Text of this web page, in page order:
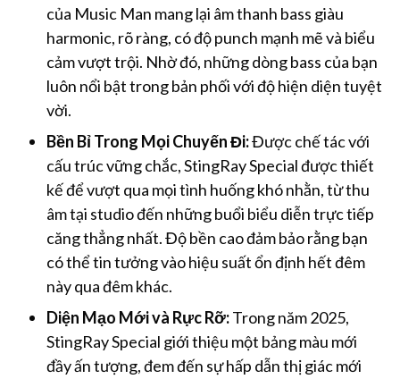
của Music Man mang lại âm thanh bass giàu
harmonic, rõ ràng, có độ punch mạnh mẽ và biểu
cảm vượt trội. Nhờ đó, những dòng bass của bạn
luôn nổi bật trong bản phối với độ hiện diện tuyệt
vời.
Bền Bỉ Trong Mọi Chuyến Đi:Được chế tác với
cấu trúc vững chắc, StingRay Special được thiết
kế để vượt qua mọi tình huống khó nhằn, từ thu
âm tại studio đến những buổi biểu diễn trực tiếp
căng thẳng nhất. Độ bền cao đảm bảo rằng bạn
có thể tin tưởng vào hiệu suất ổn định hết đêm
này qua đêm khác.
Diện Mạo Mới và Rực Rỡ:Trong năm 2025,
StingRay Special giới thiệu một bảng màu mới
đầy ấn tượng, đem đến sự hấp dẫn thị giác mới